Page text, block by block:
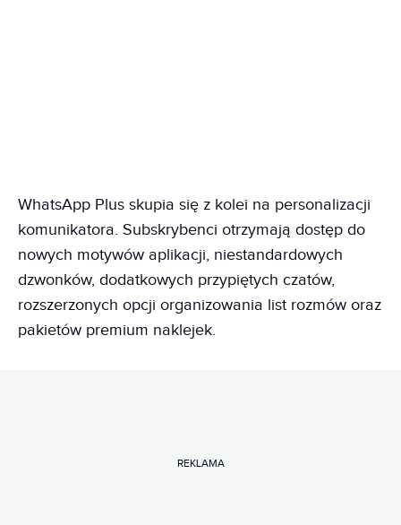
WhatsApp Plus skupia się z kolei na personalizacji
komunikatora. Subskrybenci otrzymają dostęp do
nowych motywów aplikacji, niestandardowych
dzwonków, dodatkowych przypiętych czatów,
rozszerzonych opcji organizowania list rozmów oraz
pakietów premium naklejek.
REKLAMA